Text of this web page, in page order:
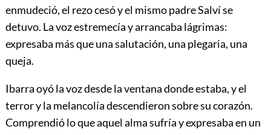
enmudeció, el rezo cesó y el mismo padre Salví se
detuvo. La voz estremecía y arrancaba lágrimas:
expresaba más que una salutación, una plegaria, una
queja.
Ibarra oyó la voz desde la ventana donde estaba, y el
terror y la melancolía descendieron sobre su corazón.
Comprendió lo que aquel alma sufría y expresaba en un